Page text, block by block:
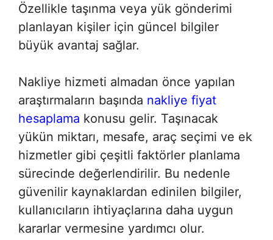
Özellikle taşınma veya yük gönderimi
planlayan kişiler için güncel bilgiler
büyük avantaj sağlar.
Nakliye hizmeti almadan önce yapılan
araştırmaların başında nakliye fiyat
hesaplama konusu gelir. Taşınacak
yükün miktarı, mesafe, araç seçimi ve ek
hizmetler gibi çeşitli faktörler planlama
sürecinde değerlendirilir. Bu nedenle
güvenilir kaynaklardan edinilen bilgiler,
kullanıcıların ihtiyaçlarına daha uygun
kararlar vermesine yardımcı olur.